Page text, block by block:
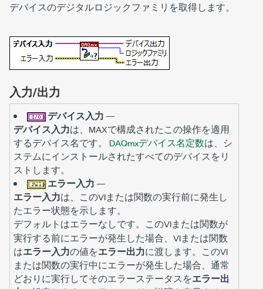
デバイスのデジタルロジックファミリを取得します。
入力/出力
デバイス入力 —
デバイス入力は、MAXで構成されたこの操作を適用
するデバイス名です。
DAQmxデバイス名定数は、シ
ステムにインストールされたすべてのデバイスをリ
ストします。
エラー入力 —
エラー入力は、このVIまたは関数の実行前に発生し
たエラー状態を示します。
デフォルトはエラーなしです。このVIまたは関数が
実行する前にエラーが発生した場合、VIまたは関数
はエラー入力の値をエラー出力に渡します。このVI
または関数の実行中にエラーが発生した場合、通常
どおりに実行してそのエラーステータスをエラー出